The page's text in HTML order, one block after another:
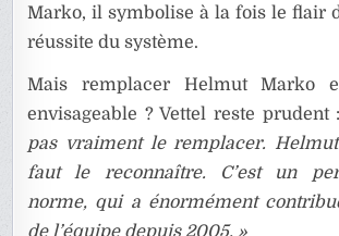
Marko, il symbolise à la fois le flair
réussite du système.
Mais remplacer Helmut Marko
envisageable ? Vettel reste prudent :
pas vraiment le remplacer.
faut le reconnaître. C’est un
norme, qui a énormément
de l’équipe depuis 2005. »